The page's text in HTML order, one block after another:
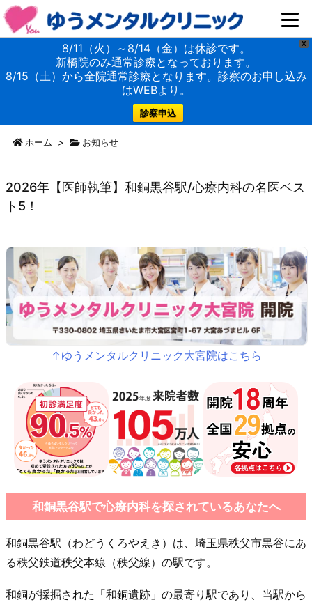
X
8/11（火）～8/14（金）は休診です。
新橋院のみ通常診療となっております。
8/15（土）から全院通常診療となります。診察のお申し込み
はWEBより。
診察申込
ホーム > お知らせ
2026年【医師執筆】和銅黒谷駅/心療内科の名医ベス
ト5！
↑ゆうメンタルクリニック大宮院はこちら
和銅黒谷駅で心療内科を探されているあなたへ
和銅黒谷駅（わどうくろやえき）は、埼玉県秩父市黒谷にあ
る秩父鉄道秩父本線（秩父線）の駅です。
和銅が採掘された「和銅遺跡」の最寄り駅であり、当駅から